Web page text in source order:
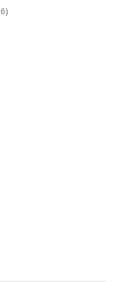
produits
16